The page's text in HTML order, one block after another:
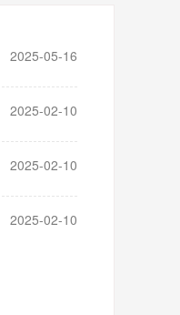
2025-05-16
2025-02-10
2025-02-10
2025-02-10